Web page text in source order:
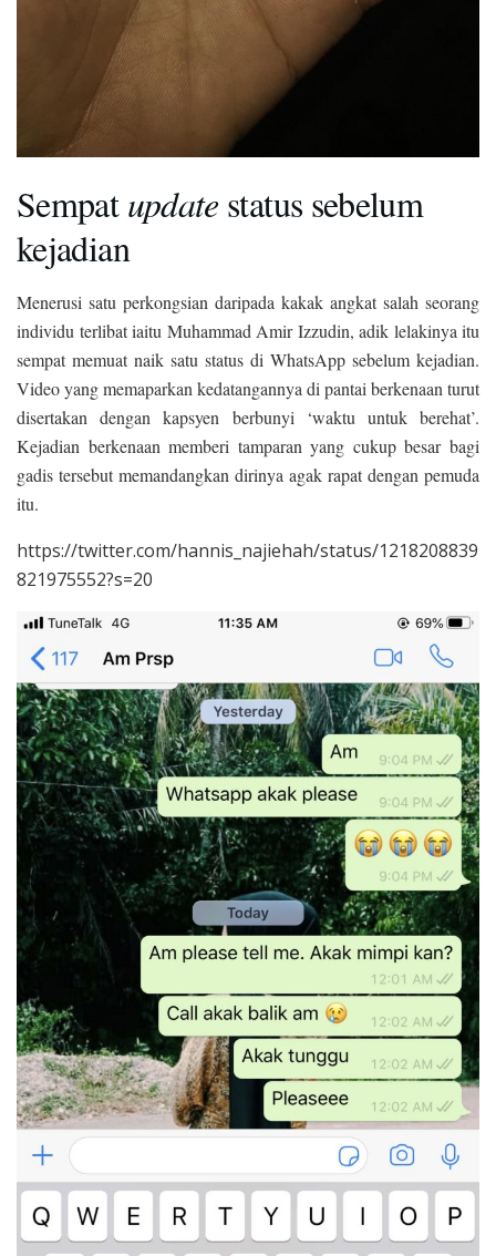
Sempatupdatestatus sebelum
kejadian
Menerusi satu perkongsian daripada kakak angkat salah seorang
individu terlibat iaitu Muhammad Amir Izzudin, adik lelakinya itu
sempat memuat naik satu status di WhatsApp sebelum kejadian.
Video yang memaparkan kedatangannya di pantai berkenaan turut
disertakan dengan kapsyen berbunyi ‘waktu untuk berehat’.
Kejadian berkenaan memberi tamparan yang cukup besar bagi
gadis tersebut memandangkan dirinya agak rapat dengan pemuda
itu.
https://twitter.com/hannis_najiehah/status/1218208839
821975552?s=20